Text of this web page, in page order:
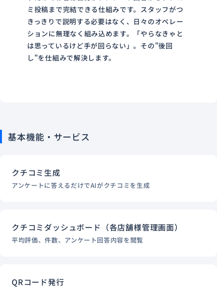
ミ投稿まで完結できる仕組みです。スタッフがつ
きっきりで説明する必要はなく、日々のオペレー
ションに無理なく組み込めます。「やらなきゃと
は思っているけど手が回らない」。その"後回
し"を仕組みで解決します。
基本機能・サービス
クチコミ生成
アンケートに答えるだけでAIがクチコミを生成
クチコミダッシュボード（各店舗様管理画面）
平均評価、件数、アンケート回答内容を閲覧
QRコード発行